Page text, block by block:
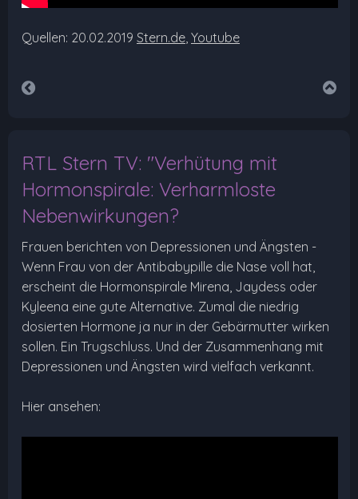
Quellen: 20.02.2019 Stern.de Youtube
RTL Stern TV: "Verhütung mit
Hormonspirale: Verharmloste
Nebenwirkungen?
Frauen berichten von Depressionen und Ängsten -
Wenn Frau von der Antibabypille die Nase voll hat,
erscheint die Hormonspirale Mirena, Jaydess oder
Kyleena eine gute Alternative. Zumal die niedrig
dosierten Hormone ja nur in der Gebärmutter wirken
sollen. Ein Trugschluss. Und der Zusammenhang mit
Depressionen und Ängsten wird vielfach verkannt.
Hier ansehen: